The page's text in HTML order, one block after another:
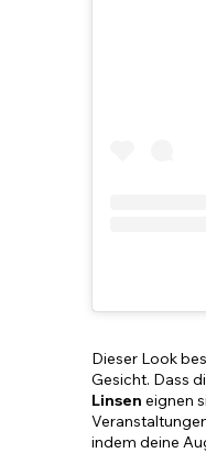
Dieser Look
Gesicht. Dass
Linsen eignen
indem deine